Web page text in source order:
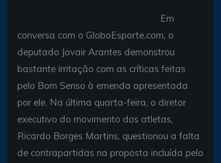
Em
conversa com o GloboEsporte.com, o
deputado Jovair Arantes demonstrou
bastante irritação com as críticas feitas
pelo Bom Senso à emenda apresentada
por ele. Na última quarta-feira, o diretor
executivo do movimento dos atletas,
Ricardo Borges Martins, questionou a falta
de contrapartidas na proposta incluída pelo